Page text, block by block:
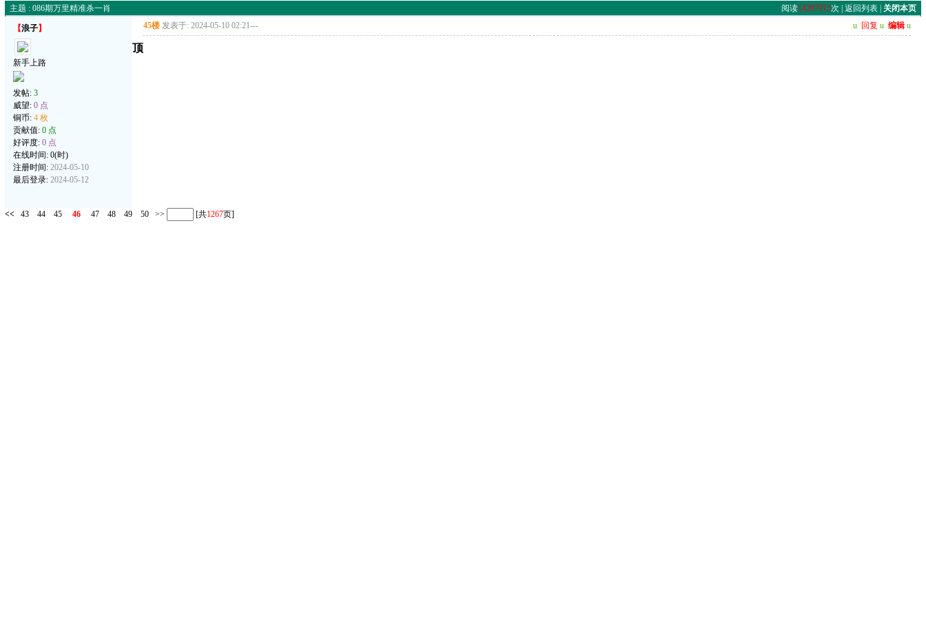
主题 : 086期万里精准杀一肖 阅读14207915次 | 返回列表| 关闭本页
【浪子】
新手上路
发帖: 3
威望: 0 点
铜币: 4 枚
贡献值: 0 点
好评度: 0 点
在线时间: 0(时)
注册时间: 2024-05-10
最后登录: 2024-05-12
45楼 发表于: 2024-05-10 02:21--- u 回复 u 编辑 u
顶
<< 43 44 45 46 47 48 49 50 >> [共1267页]